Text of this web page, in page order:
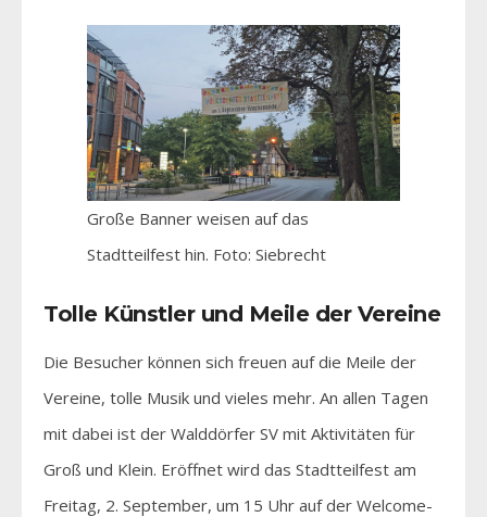
Große Banner weisen auf das
Stadtteilfest hin. Foto: Siebrecht
Tolle Künstler und Meile der Vereine
Die Besucher können sich freuen auf die Meile der
Vereine, tolle Musik und vieles mehr. An allen Tagen
mit dabei ist der Walddörfer SV mit Aktivitäten für
Groß und Klein. Eröffnet wird das Stadtteilfest am
Freitag, 2. September, um 15 Uhr auf der Welcome-